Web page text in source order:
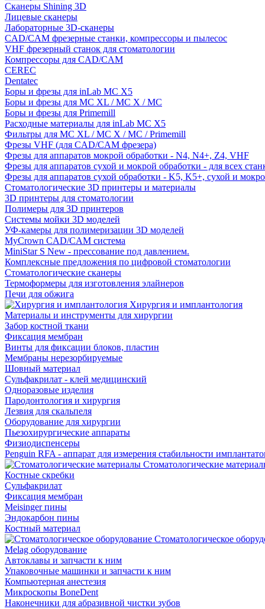
Сканеры Shining 3D
Лицевые сканеры
Лабораторные 3D-сканеры
CAD/CAM фрезерные станки, компрессоры и пылесос
VHF фрезерный станок для стоматологии
Компрессоры для CAD/CAM
CEREC
Dentatec
Боры и фрезы для inLab MC X5
Боры и фрезы для MC XL / MC X / MC
Боры и фрезы для Primemill
Расходные материалы для inLab MC X5
Фильтры для MC XL / MC X / MC / Primemill
Фрезы VHF (для CAD/CAM фрезера)
Фрезы для аппаратов мокрой обработки - N4, N4+, Z4, VHF
Фрезы для аппаратов сухой и мокрой обработки - для всех
Фрезы для аппаратов сухой обработки - K5, K5+, сухой и
Стоматологические 3D принтеры и материалы
3D принтеры для стоматологии
Полимеры для 3D принтеров
Системы мойки 3D моделей
УФ-камеры для полимеризации 3D моделей
MyCrown CAD/CAM система
MiniStar S New - прессование под давлением.
Комплексные предложения по цифровой стоматологии
Стоматологические сканеры
Термоформеры для изготовления элайнеров
Печи для обжига
Хирургия и имплантология
Материалы и инструменты для хирургии
Забор костной ткани
Фиксация мембран
Винты для фиксации блоков, пластин
Мембраны нерезорбируемые
Шовный материал
Сульфакрилат - клей медицинский
Одноразовые изделия
Пародонтология и хирургия
Лезвия для скальпеля
Оборудование для хирургии
Пьезохирургические аппараты
Физиодиспенсеры
Penguin RFA - аппарат для измерения стабильности
Стоматологические
Костные скребки
Сульфакрилат
Фиксация мембран
Meisinger пины
Эндокарбон пины
Костный материал
Стоматологическое
Melag оборудование
Автоклавы и запчасти к ним
Упаковочные машинки и запчасти к ним
Компьютерная анестезия
Микроскопы BoneDent
Наконечники для абразивной чистки зубов